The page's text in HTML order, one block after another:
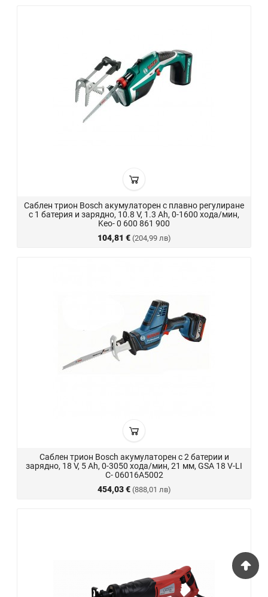
Саблен трион Bosch акумулаторен с плавно регулиране
с 1 батерия и зарядно, 10.8 V, 1.3 Ah, 0-1600 хода/мин,
Keo- 0 600 861 900
104,81 € (204,99 лв)
Саблен трион Bosch акумулаторен с 2 батерии и
зарядно, 18 V, 5 Ah, 0-3050 хода/мин, 21 мм, GSA 18 V-LI
C- 06016A5002
454,03 € (888,01 лв)